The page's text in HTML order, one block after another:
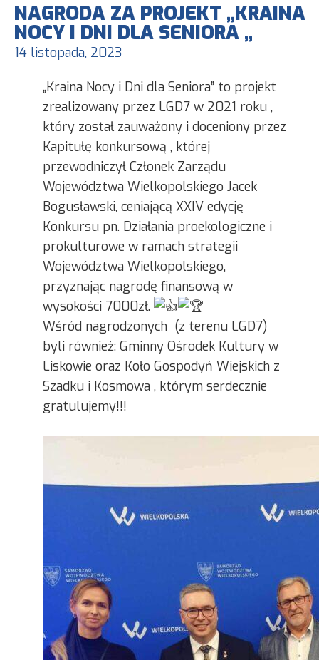
NAGRODA ZA PROJEKT „KRAINA
NOCY I DNI DLA SENIORA „
14 listopada, 2023
„Kraina Nocy i Dni dla Seniora” to projekt
zrealizowany przez LGD7 w 2021 roku ,
który został zauważony i doceniony przez
Kapitułę konkursową , której
przewodniczył Członek Zarządu
Województwa Wielkopolskiego Jacek
Bogusławski, ceniającą XXIV edycję
Konkursu pn. Działania proekologiczne i
prokulturowe w ramach strategii
Województwa Wielkopolskiego,
przyznając nagrodę finansową w
wysokości 7000zł.
Wśród nagrodzonych (z terenu LGD7)
byli również: Gminny Ośrodek Kultury w
Liskowie oraz Koło Gospodyń Wiejskich z
Szadku i Kosmowa , którym serdecznie
gratulujemy!!!